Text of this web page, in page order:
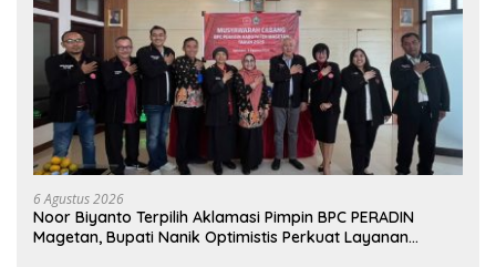
6 Agustus 2026
Noor Biyanto Terpilih Aklamasi Pimpin BPC PERADIN
Magetan, Bupati Nanik Optimistis Perkuat Layanan